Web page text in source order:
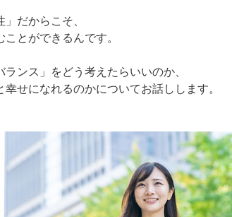
」だからこそ、
とができるんです。
ランス」をどう考えたらいいのか、
せになれるのかについてお話しします。